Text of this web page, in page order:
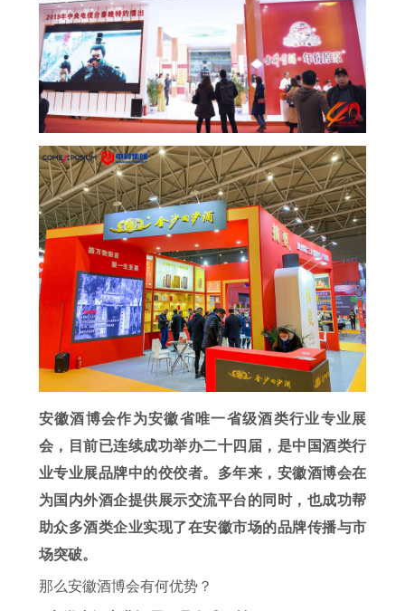
安徽酒博会作为安徽省唯一省级酒类行业专业展
会，目前已连续成功举办二十四届，是中国酒类行
业专业展品牌中的佼佼者。多年来，安徽酒博会在
为国内外酒企提供展示交流平台的同时，也成功帮
助众多酒类企业实现了在安徽市场的品牌传播与市
场突破。
那么安徽酒博会有何优势？